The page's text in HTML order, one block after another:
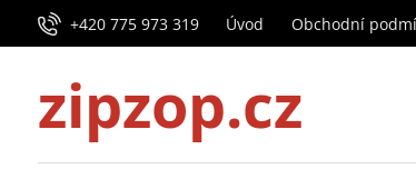
+420 775 973 319 Úvod Obchodní
zipzop.cz